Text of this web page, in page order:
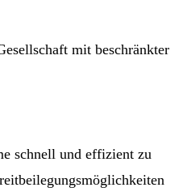
mit beschränkter
schnell und effizient zu